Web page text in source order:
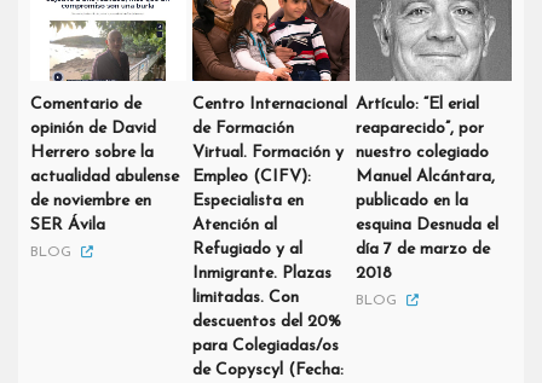
Comentario de
opinión de David
Herrero sobre la
actualidad abulense
de noviembre en
SER Ávila
BLOG
Centro Internacional
de Formación
Virtual. Formación y
Empleo (CIFV):
Especialista en
Atención al
Refugiado y al
Inmigrante. Plazas
limitadas. Con
descuentos del 20%
para Colegiadas/os
de Copyscyl (Fecha:
Artículo: “El erial
reaparecido”, por
nuestro colegiado
Manuel Alcántara,
publicado en la
esquina Desnuda el
día 7 de marzo de
2018
BLOG